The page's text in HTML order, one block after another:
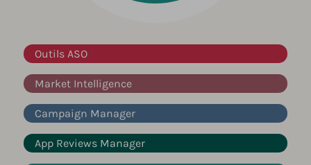
Outils ASO
Market Intelligence
Campaign Manager
App Reviews Manager